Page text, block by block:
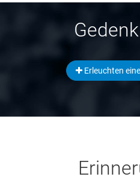
Erleuchten